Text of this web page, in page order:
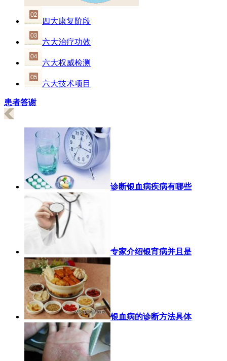
四大康复阶段
六大治疗功效
六大权威检测
六大技术项目
患者答谢
诊断银血病疾病有哪些
专家介绍银宵病并且是
银血病的诊断方法具体